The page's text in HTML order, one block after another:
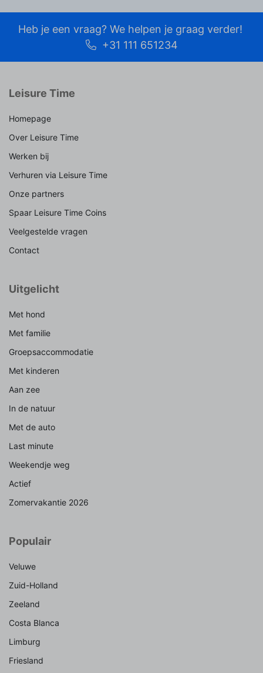
Heb je een vraag? We helpen je graag verder!
+31 111 651234
Leisure Time
Homepage
Over Leisure Time
Werken bij
Verhuren via Leisure Time
Onze partners
Spaar Leisure Time Coins
Veelgestelde vragen
Contact
Uitgelicht
Met hond
Met familie
Groepsaccommodatie
Met kinderen
Aan zee
In de natuur
Met de auto
Last minute
Weekendje weg
Actief
Zomervakantie 2026
Populair
Veluwe
Zuid-Holland
Zeeland
Costa Blanca
Limburg
Friesland